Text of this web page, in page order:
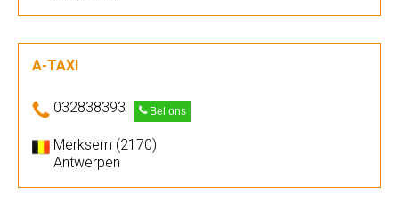
A-TAXI
032838393 Bel ons
Merksem (2170)
Antwerpen